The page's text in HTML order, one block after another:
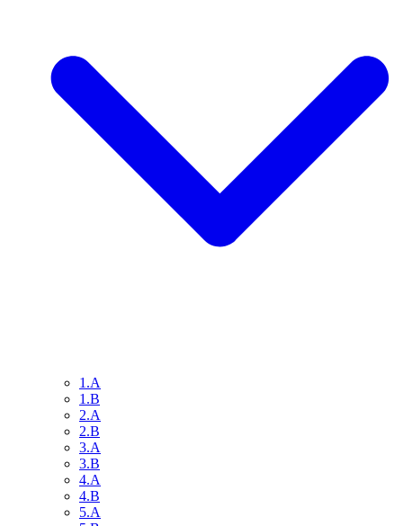
1.A
1.B
2.A
2.B
3.A
3.B
4.A
4.B
5.A